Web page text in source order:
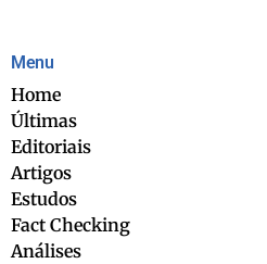
Menu
Home
Últimas
Editoriais
Artigos
Estudos
Fact Checking
Análises